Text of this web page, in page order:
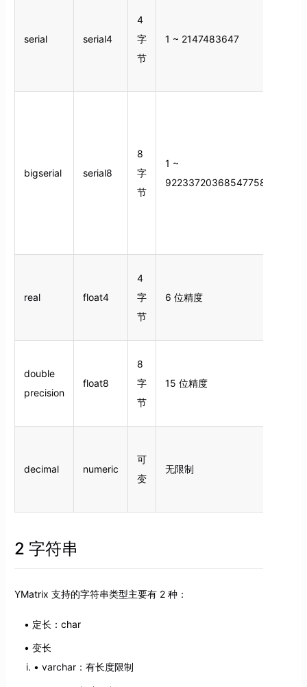
serial serial4
4
字
节
1 ~ 2147483647
bigserial serial8
8
字
节
1 ~
9223372036854775807
real float4
4
字
节
6 位精度
double
precision
float8
8
字
节
15 位精度
decimal numeric
可
变
无限制
2 字符串
YMatrix 支持的字符串类型主要有 2 种：
定长：char
变长
varchar：有长度限制